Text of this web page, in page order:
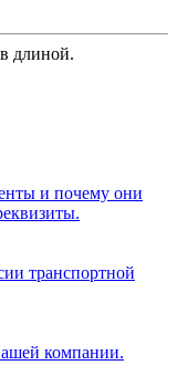
длиной.
и почему они
транспортной
компании.